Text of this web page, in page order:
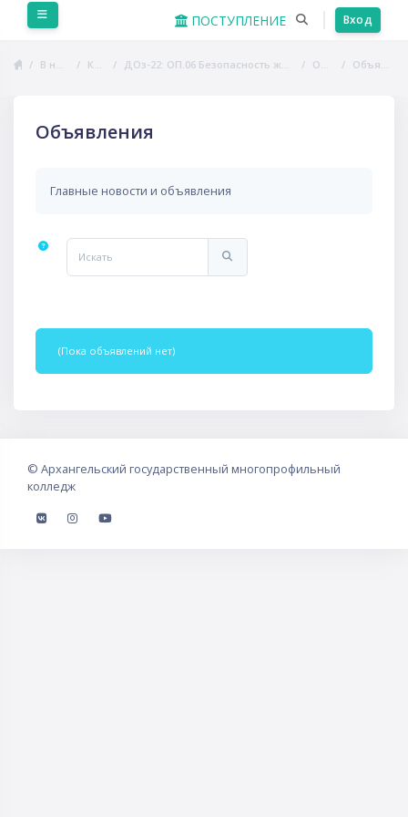
Перейти к основному содержанию
ПОСТУПЛЕНИЕ Вход
В начало Курсы ДОз-22: ОП.06 Безопасность жизнедеятельности Общее Объявления
Объявления
Главные новости и объявления
Искать
(Пока объявлений нет)
© Архангельский государственный многопрофильный
колледж